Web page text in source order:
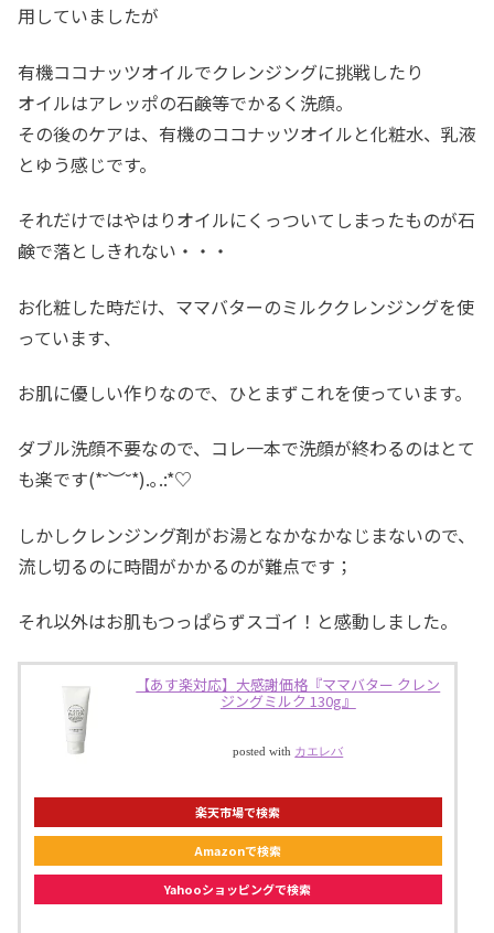
用していましたが
有機ココナッツオイルでクレンジングに挑戦したり
オイルはアレッポの石鹸等でかるく洗顔。
その後のケアは、有機のココナッツオイルと化粧水、乳液
とゆう感じです。
それだけではやはりオイルにくっついてしまったものが石
鹸で落としきれない・・・
お化粧した時だけ、ママバターのミルククレンジングを使
っています、
お肌に優しい作りなので、ひとまずこれを使っています。
ダブル洗顔不要なので、コレ一本で洗顔が終わるのはとて
も楽です(*˘︶˘*).｡.:*♡
しかしクレンジング剤がお湯となかなかなじまないので、
流し切るのに時間がかかるのが難点です；
それ以外はお肌もつっぱらずスゴイ！と感動しました。
【あす楽対応】大感謝価格『ママバター クレン
ジングミルク 130g』
posted with カエレバ
楽天市場で検索
Amazonで検索
Yahooショッピングで検索